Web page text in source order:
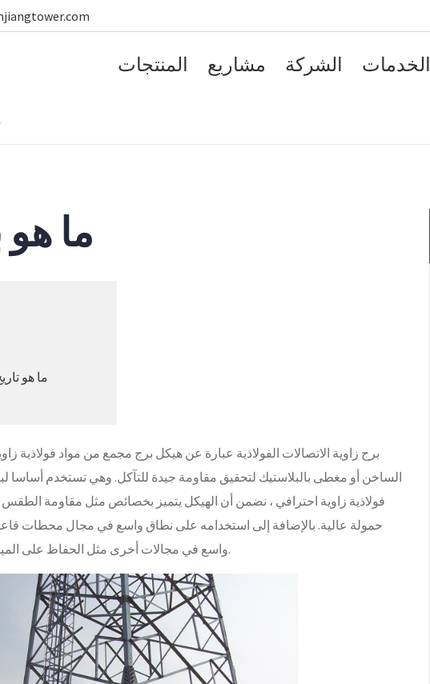
المنتجات مشاريع الشركة الخدمات
ما هو
3. ما هو
برج زاوية الاتصالات الفولاذية عبارة عن هيكل برج مجمع من مواد فولاذية
الساخن أو مغطى بالبلاستيك لتحقيق مقاومة جيدة للتآكل. وهي تستخدم أساسا
فولاذية زاوية احترافي ، نضمن أن الهيكل يتميز بخصائص مثل مقاومة الطقس
حمولة عالية. بالإضافة إلى استخدامه على نطاق واسع في مجال محطات
واسع في مجالات أخرى مثل الحفاظ على المياه والكهرباء والنقل والخدمات اللوجستية.